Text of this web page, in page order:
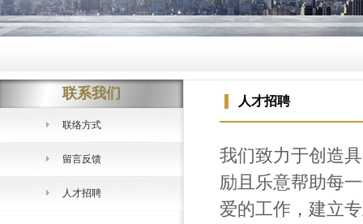
联系我们
联络方式
留言反馈
人才招聘
人才招聘
我们致力于创造
励且乐意帮助每
爱的工作，建立